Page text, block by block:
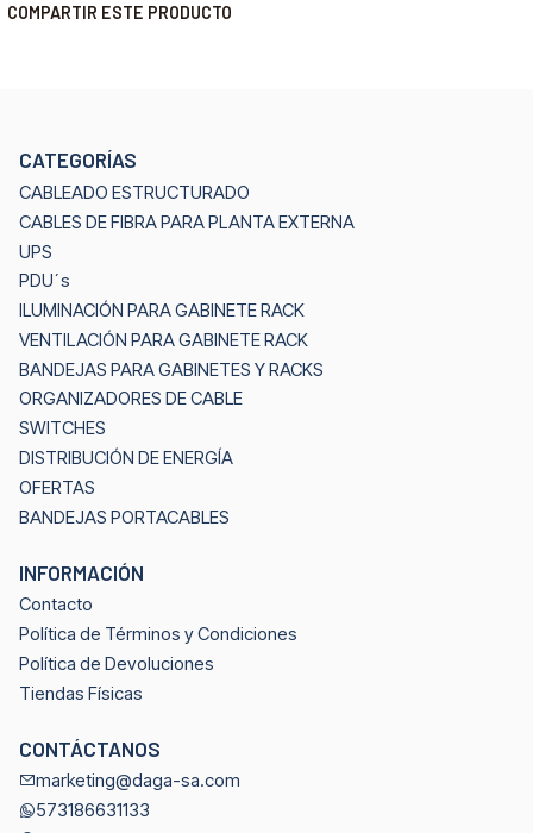
COMPARTIR ESTE PRODUCTO
CATEGORÍAS
CABLEADO ESTRUCTURADO
CABLES DE FIBRA PARA PLANTA EXTERNA
UPS
PDU´s
ILUMINACIÓN PARA GABINETE RACK
VENTILACIÓN PARA GABINETE RACK
BANDEJAS PARA GABINETES Y RACKS
ORGANIZADORES DE CABLE
SWITCHES
DISTRIBUCIÓN DE ENERGÍA
OFERTAS
BANDEJAS PORTACABLES
INFORMACIÓN
Contacto
Política de Términos y Condiciones
Política de Devoluciones
Tiendas Físicas
CONTÁCTANOS
marketing@daga-sa.com
573186631133